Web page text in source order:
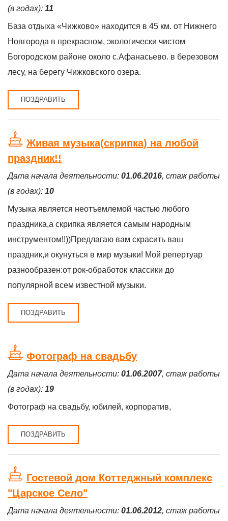
(в годах): 11
База отдыха «Чижково» находится в 45 км. от Нижнего
Новгорода в прекрасном, экологически чистом
Богородском районе около с.Афанасьево. в березовом
лесу, на берегу Чижковского озера.
ПОЗДРАВИТЬ
Живая музыка(скрипка) на любой
праздник!!
Дата начала деятельности: 01.06.2016, стаж работы
(в годах): 10
Музыка является неотъемлемой частью любого
праздника,а скрипка является самым народным
инструментом!!))Предлагаю вам скрасить ваш
праздник,и окунуться в мир музыки! Мой репертуар
разнообразен:от рок-обработок классики до
популярной всем известной музыки.
ПОЗДРАВИТЬ
Фотограф на свадьбу
Дата начала деятельности: 01.06.2007, стаж работы
(в годах): 19
Фотограф на свадьбу, юбилей, корпоратив,
ПОЗДРАВИТЬ
Гостевой дом Коттеджный комплекс
"Царское Село"
Дата начала деятельности: 01.06.2012, стаж работы